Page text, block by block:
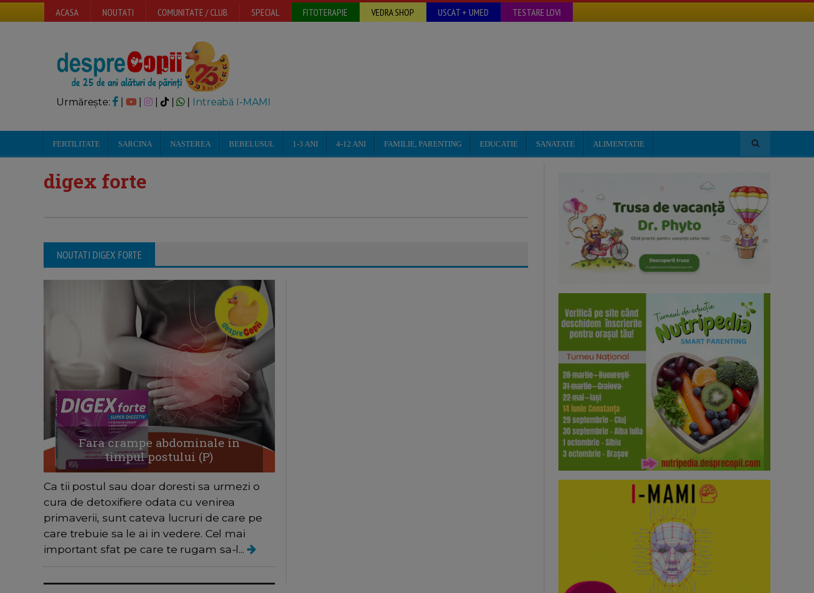
ACASA NOUTATI COMUNITATE / CLUB SPECIAL FITOTERAPIE VEDRA SHOP USCAT + UMED TESTARE LOVI
Urmărește: | | Intreabă I-MAMI
FERTILITATE SARCINA NASTEREA BEBELUSUL 1-3 ANI 4-12 ANI FAMILIE, PARENTING EDUCATIE SANATATE ALIMENTATIE
digex forte
NOUTATI DIGEX FORTE
Fara crampe abdominale in
timpul postului (P)
Ca tii postul sau doar doresti sa urmezi o
cura de detoxifiere odata cu venirea
primaverii, sunt cateva lucruri de care pe
care trebuie sa le ai in vedere. Cel mai
important sfat pe care te rugam sa-l...